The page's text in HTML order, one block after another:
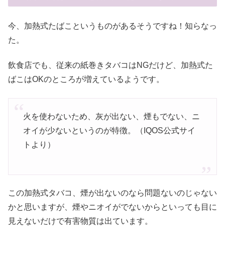
今、加熱式たばこというものがあるそうですね！知らなっ
た。
飲食店でも、従来の紙巻きタバコはNGだけど、加熱式た
ばこはOKのところが増えているようです。
火を使わないため、灰が出ない、煙もでない、ニ
オイが少ないというのが特徴。（IQOS公式サイ
トより）
この加熱式タバコ、煙が出ないのなら問題ないのじゃない
かと思いますが、煙やニオイがでないからといっても目に
見えないだけで有害物質は出ています。